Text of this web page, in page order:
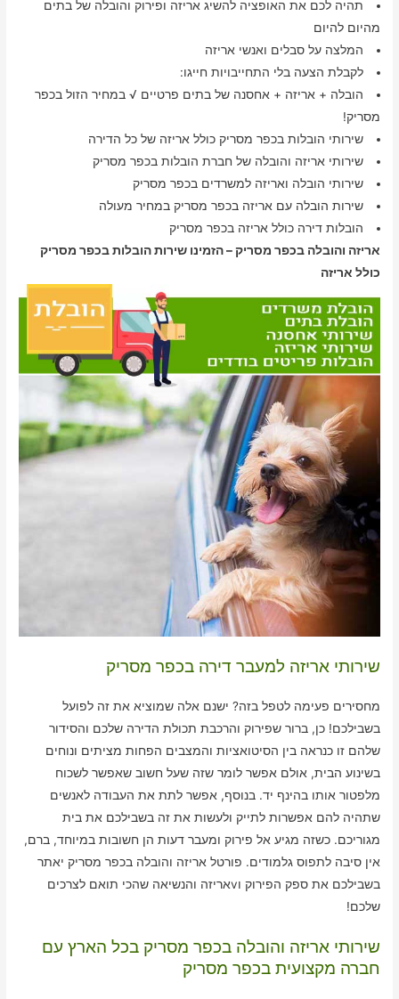
תהיה לכם את האופציה להשיג אריזה ופירוק והובלה של בתים
מהיום להיום
המלצה על סבלים ואנשי אריזה
לקבלת הצעה בלי התחייבויות חייגו:
הובלה + אריזה + אחסנה של בתים פרטיים √ במחיר הזול בכפר
מסריק!
שירותי הובלות בכפר מסריק כולל אריזה של כל הדירה
שירותי אריזה והובלה של חברת הובלות בכפר מסריק
שירותי הובלה ואריזה למשרדים בכפר מסריק
שירות הובלה עם אריזה בכפר מסריק במחיר מעולה
הובלות דירה כולל אריזה בכפר מסריק
אריזה והובלה בכפר מסריק – הזמינו שירות הובלות בכפר מסריק
כולל אריזה
שירותי אריזה למעבר דירה בכפר מסריק
מחסירים פעימה לטפל בזה? ישנם אלה שמוציא את זה לפועל
בשבילכם! כן, ברור שפירוק והרכבת תכולת הדירה שלכם והסידור
שלהם זו כנראה בין הסיטואציות והמצבים הפחות מציתים ונוחים
בשינוע הבית, אולם אפשר לומר שזה שעל חשוב שאפשר לשכוח
מלפטור אותו בהינף יד. בנוסף, אפשר לתת את העבודה לאנשים
שתהיה להם אפשרות לתייק ולעשות את זה בשבילכם את בית
מגוריכם. כשזה מגיע אל פירוק ומעבר דעות הן חשובות במיוחד, ברם,
אין סיבה לתפוס גלמודים. פורטל אריזה והובלה בכפר מסריק יאתר
בשבילכם את ספק הפירוק וvאריזה והנשיאה שהכי תואם לצרכים
שלכם!
שירותי אריזה והובלה בכפר מסריק בכל הארץ עם
חברה מקצועית בכפר מסריק